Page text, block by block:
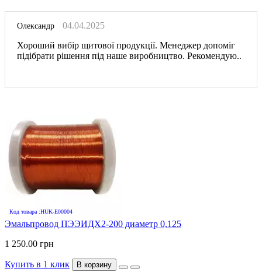
Олександр
04.04.2025
Хороший вибір щитової продукції. Менеджер допоміг
підібрати рішення під наше виробництво. Рекомендую..
Код товара :HUK-E00004
Эмальпровод ПЭЭИДХ2-200 диаметр 0,125
1 250.00 грн
Купить в 1 клик В корзину